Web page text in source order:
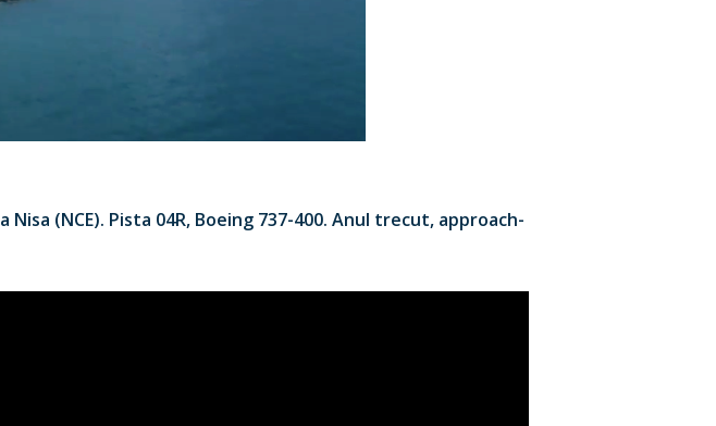
(NCE). Pista 04R, Boeing 737-400. Anul trecut, approach-